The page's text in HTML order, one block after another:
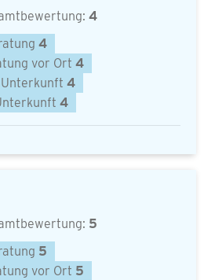
4
4
vor Ort 4
4
4
5
5
vor Ort 5